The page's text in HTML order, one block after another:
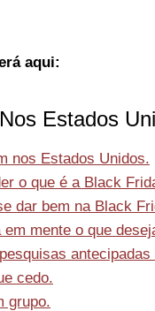
aqui:
Estados
nos Estados Unidos.
o que é a Black
dar bem na Black
em mente o que
cedo.
grupo.